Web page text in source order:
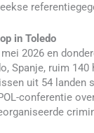
in Toledo
2026 en
Spanje, ruim 140
uit 54 landen
conferentie